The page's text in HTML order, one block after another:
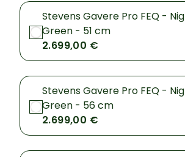
Stevens Gavere Pro FEQ -
Green - 51 cm
2.699,00 €
Stevens Gavere Pro FEQ -
Green - 56 cm
2.699,00 €